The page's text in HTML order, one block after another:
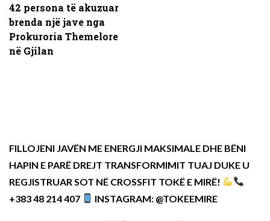
42 persona të akuzuar
brenda një jave nga
Prokuroria Themelore
në Gjilan
FILLOJENI JAVËN ME ENERGJI MAKSIMALE DHE BËNI
HAPIN E PARË DREJT TRANSFORMIMIT TUAJ DUKE U
REGJISTRUAR SOT NË CROSSFIT TOKË E MIRË!
+383 48 214 407
INSTAGRAM: @TOKEEMIRE